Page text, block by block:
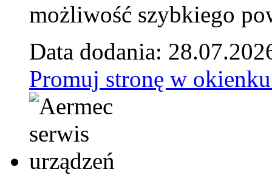
możliwość szybkiego
Data dodania:
Promuj stronę w